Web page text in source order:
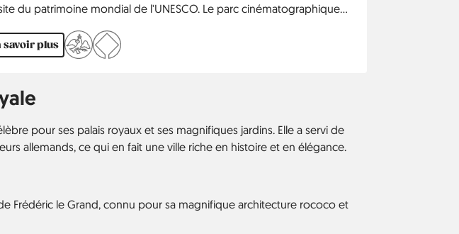
du patrimoine mondial de l'UNESCO. Le parc cinématographique
«Metropolis» de Fritz Lang a été produit ici.
savoir plus
pour ses palais royaux et ses magnifiques jardins. Elle a servi de
allemands, ce qui en fait une ville riche en histoire et en élégance.
Frédéric le Grand, connu pour sa magnifique architecture rococo et